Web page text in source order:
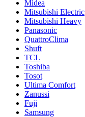
Midea
Mitsubishi Electric
Mitsubishi Heavy
Panasonic
QuattroClima
Shuft
TCL
Toshiba
Tosot
Ultima Comfort
Zanussi
Fuji
Samsung